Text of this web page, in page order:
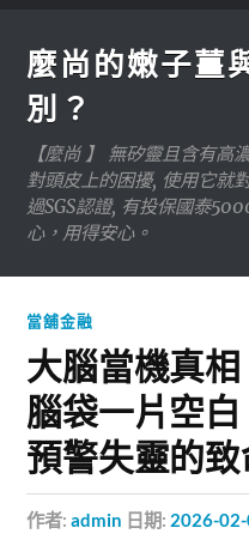
麼尚的嫩子薑
別？
【麼尚 】 無矽靈且含有高
對頭皮上的困擾, 使用它就
過SGS認證, 有投保國泰
心，用得安心。
當舖金融
大腦當機真
腦袋一片空
預警失靈的
作者:admin 日期: 2026-